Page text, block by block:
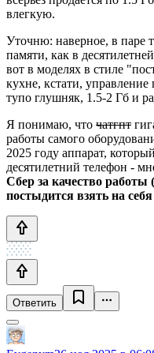
влегкую.
Уточню: наверное, в паре
памяти, как в
вот в моделях в стиле
кухне, кстати,
тупо глушняк, 1.5-2 Гб и
Я понимаю, что чатгпт
работы самого
2025 году аппарат,
десятилетний телефон -
Сбер за качество
постыдится взять на
Ответить